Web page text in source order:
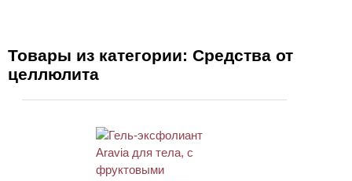
Товары из категории: Средства от
целлюлита